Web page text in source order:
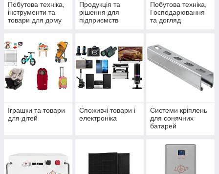
Побутова техніка,
інструменти та
товари для дому
Продукція та
рішення для
підприємств
Побутова техніка,
Господарювання
та догляд
Іграшки та товари
для дітей
Споживчі товари і
електроніка
Системи кріплень
для сонячних
батарей